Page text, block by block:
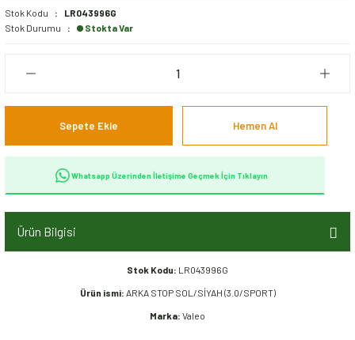
Stok Kodu
LR043996G
Stok Durumu
Stokta Var
Sepete Ekle Hemen Al
Whatsapp Üzerinden İletişime Geçmek İçin Tıklayın
Ürün Bilgisi
Stok Kodu: LR043996G
Ürün ismi: ARKA STOP SOL/SİYAH (3.0/SPORT)
Marka: Valeo